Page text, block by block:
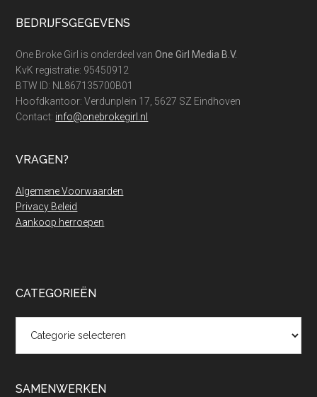
Footer
BEDRIJFSGEGEVENS
One Broke Girl is onderdeel vanOne Girl Media B.V.
KvK registratie: 95450912
BTW ID: NL867135700B01
Hoofdkantoor: Verdunplein 17, 5627 SZ Eindhoven
Contact: info@onebrokegirl.nl
VRAGEN?
Algemene Voorwaarden
Privacy Beleid
Aankoop herroepen
CATEGORIEËN
SAMENWERKEN